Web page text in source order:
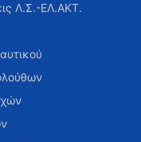
Λ.Σ.-ΕΛ.ΑΚΤ.